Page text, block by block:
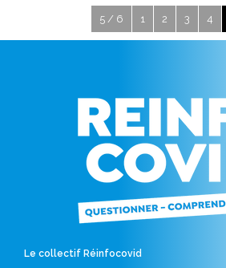
5 / 6 1 2 3 4
Le collectif Réinfocovid